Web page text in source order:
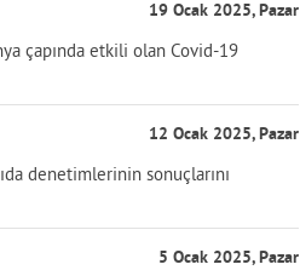
19 Ocak 2025, Pazar
çapında etkili olan Covid-19
12 Ocak 2025, Pazar
denetimlerinin sonuçlarını
5 Ocak 2025, Pazar